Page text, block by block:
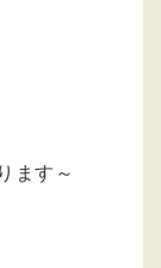
ます～